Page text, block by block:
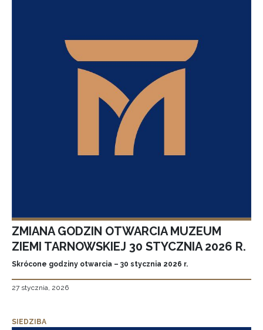
ZMIANA GODZIN OTWARCIA MUZEUM
ZIEMI TARNOWSKIEJ 30 STYCZNIA 2026 R.
Skrócone godziny otwarcia – 30 stycznia 2026 r.
27 stycznia, 2026
SIEDZIBA